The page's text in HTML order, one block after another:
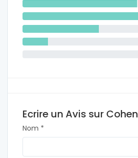
Ecrire un Avis sur
Nom *